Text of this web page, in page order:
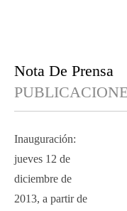
Nota De Prensa
Inauguración:
jueves 12 de
diciembre de
2013, a partir de